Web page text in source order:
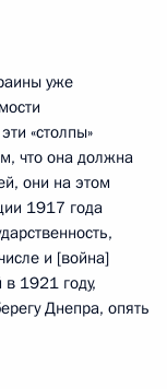
уже
«столпы»
что она должна
они на этом
1917 года
и [война]
1921 году,
Днепра, опять